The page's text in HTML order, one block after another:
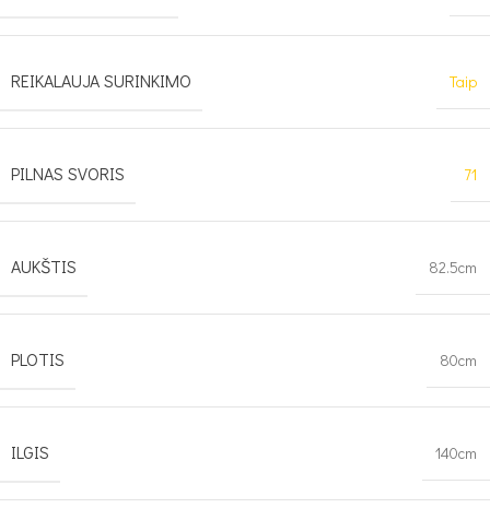
REIKALAUJA SURINKIMO Taip
PILNAS SVORIS 71
AUKŠTIS 82.5cm
PLOTIS 80cm
ILGIS 140cm